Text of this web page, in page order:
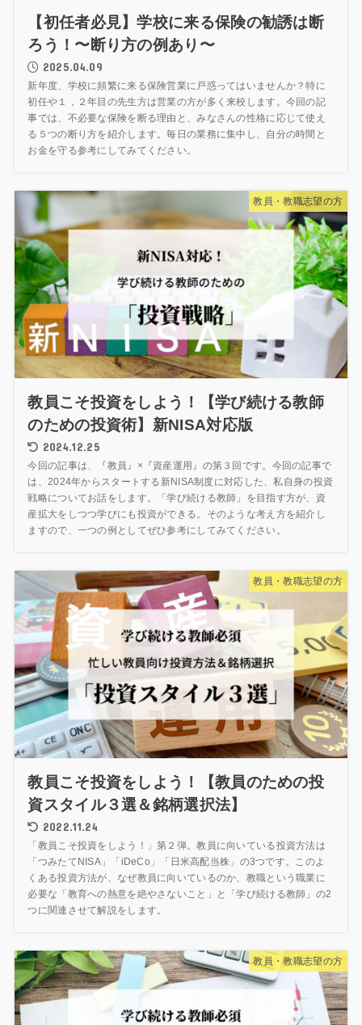
【初任者必見】学校に来る保険の勧誘は断
ろう！〜断り方の例あり〜
2025.04.09
新年度、学校に頻繁に来る保険営業に戸惑ってはいませんか？特に
初任や１，２年目の先生方は営業の方が多く来校します。今回の記
事では、不必要な保険を断る理由と、みなさんの性格に応じて使え
る５つの断り方を紹介します。毎日の業務に集中し、自分の時間と
お金を守る参考にしてみてください。
教員・教職志望の方
教員こそ投資をしよう！【学び続ける教師
のための投資術】新NISA対応版
2024.12.25
今回の記事は、『教員』×『資産運用』の第３回です。今回の記事で
は、2024年からスタートする新NISA制度に対応した、私自身の投資
戦略についてお話をします。「学び続ける教師」を目指す方が、資
産拡大をしつつ学びにも投資ができる。そのような考え方を紹介し
ますので、一つの例としてぜひ参考にしてみてください。
教員・教職志望の方
教員こそ投資をしよう！【教員のための投
資スタイル３選＆銘柄選択法】
2022.11.24
「教員こそ投資をしよう！」第２弾。教員に向いている投資方法は
「つみたてNISA」「iDeCo」「日米高配当株」の3つです。このよ
くある投資方法が、なぜ教員に向いているのか、教職という職業に
必要な「教育への熱意を絶やさないこと」と「学び続ける教師」の2
つに関連させて解説をします。
教員・教職志望の方